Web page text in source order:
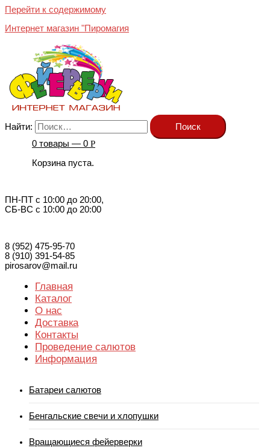
Перейти к содержимому
Интернет магазин "Пиромагия
Найти:
0 товары — 0 Р
Корзина пуста.
ПН-ПТ с 10:00 до 20:00,
СБ-ВС с 10:00 до 20:00
8 (952) 475-95-70
8 (910) 391-54-85
pirosarov@mail.ru
Главная
Каталог
О нас
Доставка
Контакты
Проведение салютов
Информация
Батареи салютов
Бенгальские свечи и хлопушки
Вращающиеся фейерверки